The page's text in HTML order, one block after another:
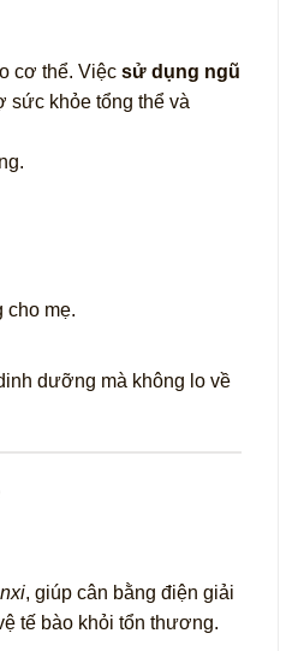
cơ thể. Việc sử dụng ngũ
sức khỏe tổng thể và
cho mẹ.
dưỡng mà không lo về
, giúp cân bằng điện giải
tế bào khỏi tổn thương.